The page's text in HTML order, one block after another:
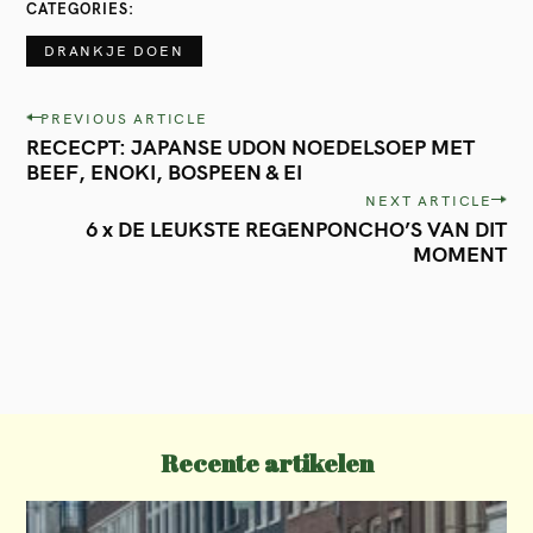
CATEGORIES
DRANKJE DOEN
P
o
t
PREVIOUS ARTICLE
RECECPT: JAPANSE UDON NOEDELSOEP MET
BEEF, ENOKI, BOSPEEN & EI
NEXT ARTICLE
6 x DE LEUKSTE REGENPONCHO’S VAN DIT
MOMENT
Recente artikelen